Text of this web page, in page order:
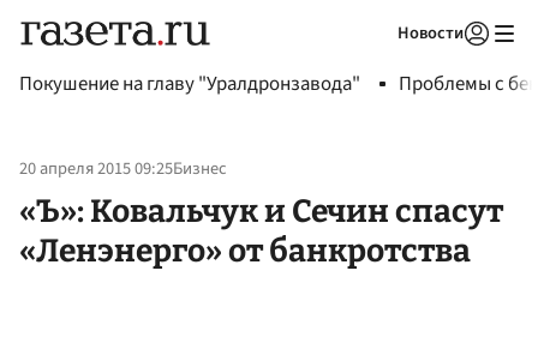
Новости
Покушение на главу "Уралдронзавода" Проблемы с
20 апреля 2015 09:25Бизнес
«Ъ»: Ковальчук и Сечин спасут
«Ленэнерго» от банкротства